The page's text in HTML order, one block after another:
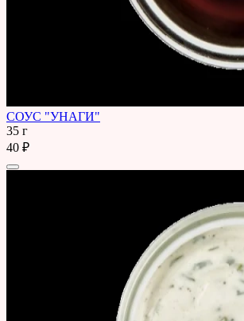
СОУС "УНАГИ"
35 г
40 ₽